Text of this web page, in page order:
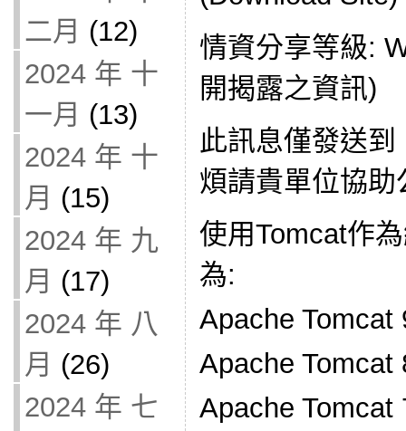
二月 (12)
2024 年 十
一月 (13)
2024 年 十
月 (15)
2024 年 九
月 (17)
2024 年 八
月 (26)
2024 年 七
情資分享等級:
開揭露之資訊)
此訊息僅發送
煩請貴單位協
使用Tomcat作
為:
Apache Tomcat
Apache Tomcat
Apache Tomcat